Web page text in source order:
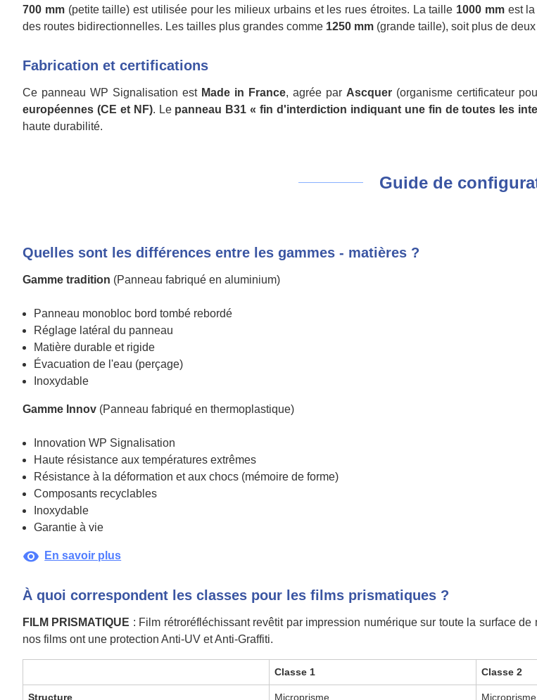
700 mm(petite taille) est utilisée pour les milieux urbains et les rues étroites. La taille 1000 mmest la
des routes bidirectionnelles. Les tailles plus grandes comme 1250 mm (grande taille), soit plus de
Fabrication et certifications
Ce panneau WP Signalisation est Made in France, agrée par Ascquer (organisme certificateur
européennes (CE et NF). Le panneau B31 « fin d'interdiction indiquant une fin de toutes les
haute durabilité.
Guide de
Quelles sont les différences entre les gammes - matières ?
Gamme tradition (Panneau fabriqué en aluminium)
Panneau monobloc bord tombé rebordé
Réglage latéral du panneau
Matière durable et rigide
Évacuation de l'eau (perçage)
Inoxydable
Gamme Innov (Panneau fabriqué en thermoplastique)
Innovation WP Signalisation
Haute résistance aux températures extrêmes
Résistance à la déformation et aux chocs (mémoire de forme)
Composants recyclables
Inoxydable
Garantie à vie
visibility En savoir plus
À quoi correspondent les classes pour les films prismatiques ?
FILM PRISMATIQUE : Film rétroréfléchissant revêtit par impression numérique sur toute la surface
nos films ont une protection Anti-UV et Anti-Graffiti.
Classe 1 Classe 2
Structure Microprisme Microprisme